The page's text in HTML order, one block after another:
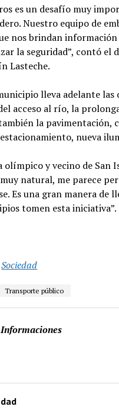
es un desafío muy
Nuestro equipo de
nos brindan
la seguridad”, contó el
Lasteche.
lleva adelante
acceso al río, la
la pavimentación,
nueva
olímpico y vecino de San
natural, me parece
Es una gran manera de
tomen esta iniciativa”.
Sociedad
Transporte público
Informaciones